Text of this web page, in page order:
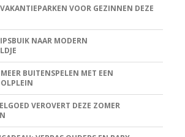
VOOR GEZINNEN DEZE
NAAR MODERN
BUITENSPELEN MET EEN
VEROVERT DEZE ZOMER